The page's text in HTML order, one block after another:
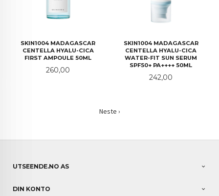
SKIN1004 MADAGASCAR
CENTELLA HYALU-CICA
FIRST AMPOULE 50ML
Pris
260,00
SKIN1004 MADAGASCAR
CENTELLA HYALU-CICA
WATER-FIT SUN SERUM
SPF50+ PA++++ 50ML
Pris
242,00
Neste ›
UTSEENDE.NO AS
DIN KONTO